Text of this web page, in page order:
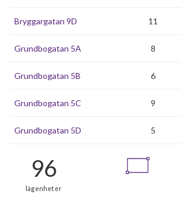
Bryggargatan 9D 11
Grundbogatan 5A 8
Grundbogatan 5B 6
Grundbogatan 5C 9
Grundbogatan 5D 5